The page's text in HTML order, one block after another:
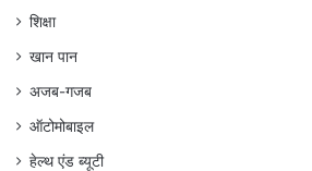
शिक्षा
खान पान
अजब-गजब
ऑटोमोबाइल
हेल्थ एंड ब्यूटी